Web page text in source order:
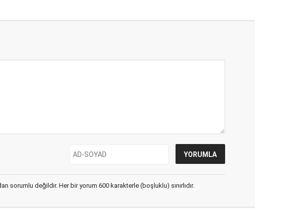
sorumlu değildir. Her bir yorum 600 karakterle (boşluklu) sınırlıdır.